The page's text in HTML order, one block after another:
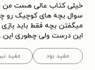
خیلی کتاب عالی هست من
سوال بچه های کوچیک رو
میگفتن بچه فقط باید بازی
این درست ولی چطوری این
مفید بود مفید